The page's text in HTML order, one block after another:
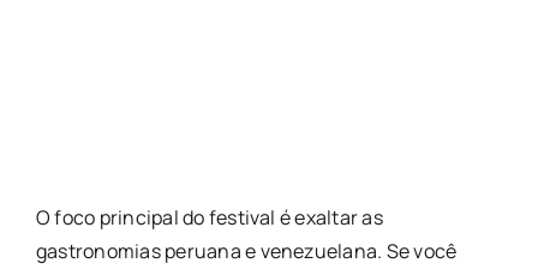
O foco principal do festival é exaltar as
gastronomias peruana e venezuelana. Se você